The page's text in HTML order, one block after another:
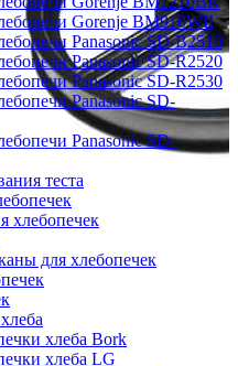
Gorenje BM910WII
Panasonic SD-B2510
Panasonic SD-R2520
Panasonic SD-R2530
Panasonic SD-
Panasonic SD-
теста
хлебопечек
для хлебопечек
хлеба Bork
хлеба LG